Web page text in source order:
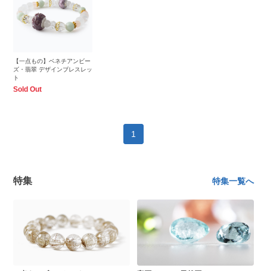
【一点もの】ベネチアンビー
ズ・翡翠 デザインブレスレッ
ト
Sold Out
1
特集 特集一覧へ